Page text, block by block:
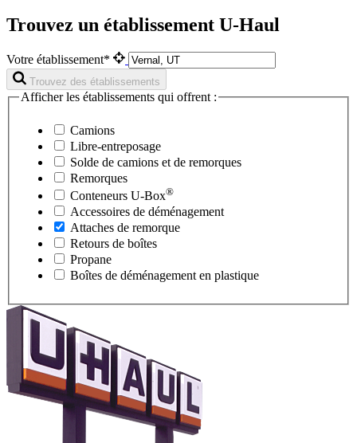
Trouvez un établissement U-Haul
Votre établissement*
Trouvez des établissements
Afficher les établissements qui offrent :
Camions
Libre-entreposage
Solde de camions et de remorques
Remorques
Conteneurs U-Box®
Accessoires de déménagement
Attaches de remorque
Retours de boîtes
Propane
Boîtes de déménagement en plastique